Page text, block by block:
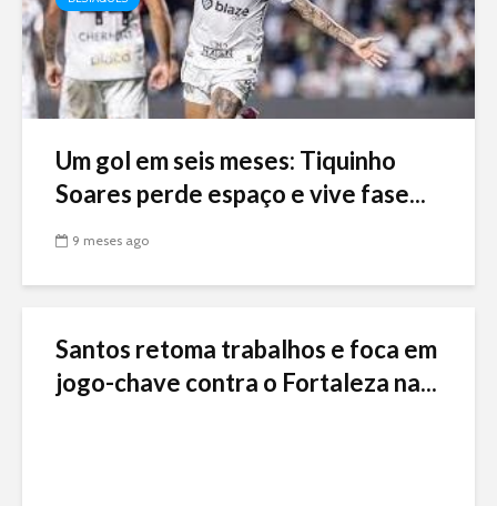
Um gol em seis meses: Tiquinho
Soares perde espaço e vive fase...
9 meses ago
Santos retoma trabalhos e foca em
jogo-chave contra o Fortaleza na...